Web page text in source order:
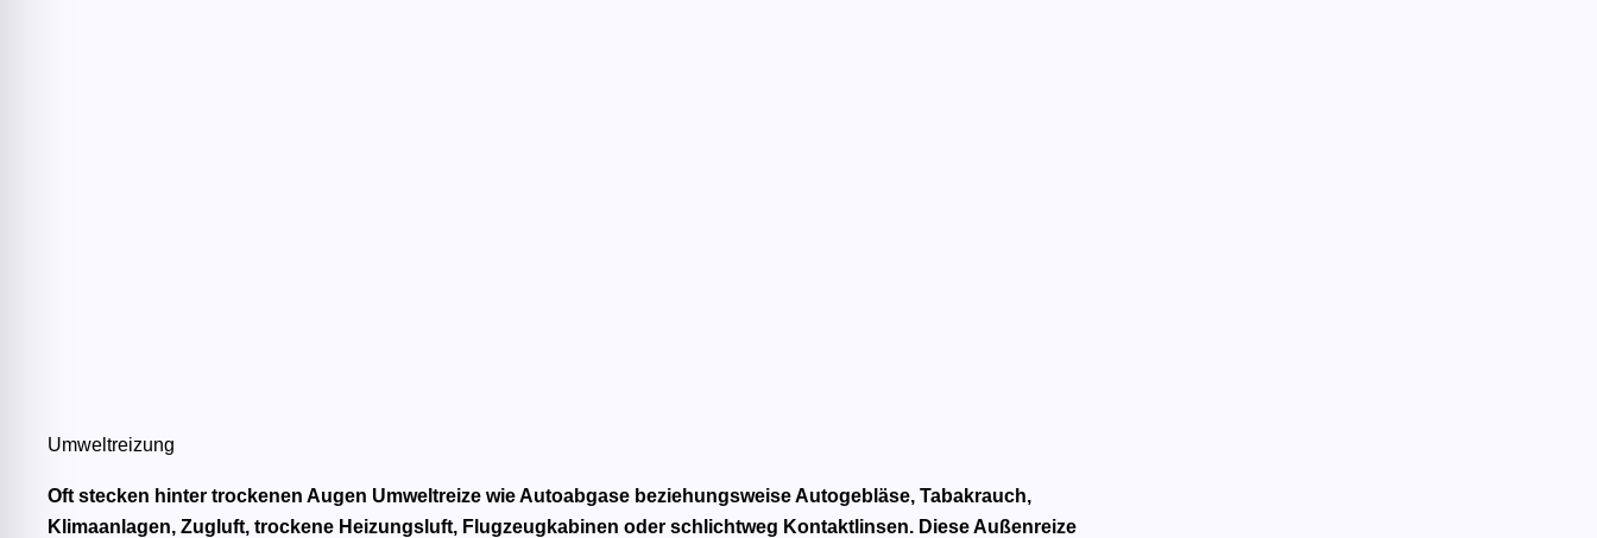
Umweltreizung
Oft stecken hinter trockenen Augen Umweltreize wie Autoabgase beziehungsweise Autogebläse, Tabakrauch,
Klimaanlagen, Zugluft, trockene Heizungsluft, Flugzeugkabinen oder schlichtweg Kontaktlinsen. Diese Außenreize